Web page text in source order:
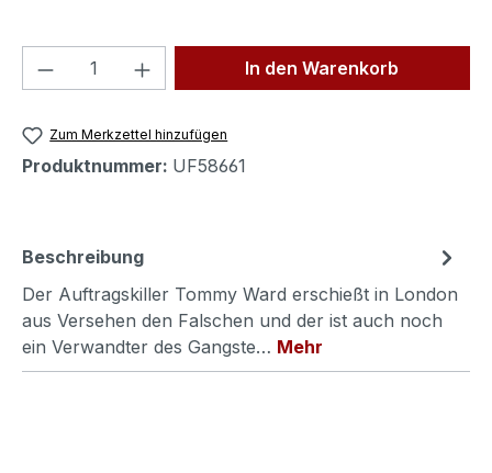
Produkt Anzahl: Gib denIn den Warenkorb
Zum Merkzettel hinzufügen
Produktnummer: UF58661
Beschreibung
Der Auftragskiller Tommy Ward erschießt in London
aus Versehen den Falschen und der ist auch noch
ein Verwandter des Gangste… Mehr